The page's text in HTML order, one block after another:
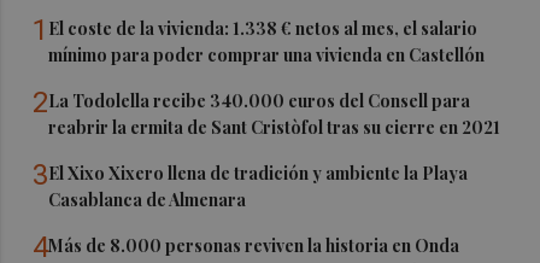
1 El coste de la vivienda: 1.338 € netos al mes, el salario
mínimo para poder comprar una vivienda en Castellón
2La Todolella recibe 340.000 euros del Consell para
reabrir la ermita de Sant Cristòfol tras su cierre en 2021
3El Xixo Xixero llena de tradición y ambiente la Playa
Casablanca de Almenara
4Más de 8.000 personas reviven la historia en Onda